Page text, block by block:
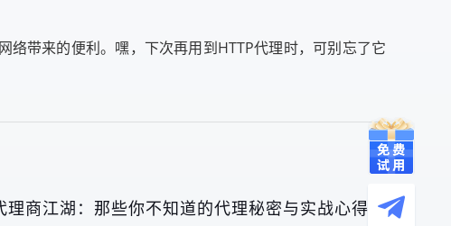
带来的便利。嘿，下次再用到HTTP代理时，可别忘了它
理商江湖：那些你不知道的代理秘密与实战心得》